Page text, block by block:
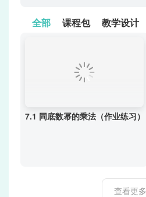
全部 课程包 教学设计
7.1 同底数幂的乘法（作业练习）
查看更多